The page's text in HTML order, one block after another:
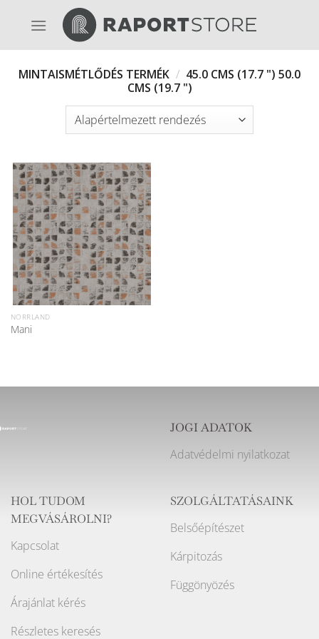
MINTAISMÉTLŐDÉS TERMÉK / 45.0 CMS (17.7 ") 50.0
CMS (19.7 ")
NORRLAND
Mani
JOGI ADATOK
Adatvédelmi nyilatkozat
HOL TUDOM
MEGVÁSÁROLNI?
Kapcsolat
Online értékesítés
Árajánlat kérés
Részletes keresés
SZOLGÁLTATÁSAINK
Belsőépítészet
Kárpitozás
Függönyözés